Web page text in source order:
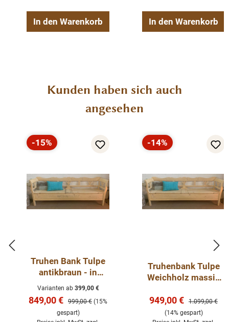
In den Warenkorb In den Warenkorb
Produktgalerie überspringen
Kunden haben sich auch
angesehen
Rabatt
-15%
Truhen Bank Tulpe
antikbraun - in
verschiedenen
Größen
Varianten ab399,00 €
Verkaufspreis:
849,00 € Regulärer Preis:
999,00 € (15%
gespart)
Rabatt
-14%
Truhenbank Tulpe
Weichholz massiv
Verkaufspreis:
949,00 € Regulärer
1.099,00 €
(14% gespart)